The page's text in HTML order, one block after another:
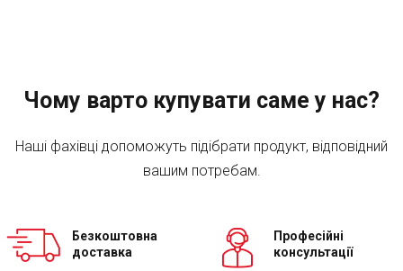
Чому варто купувати саме у нас?
Наші фахівці допоможуть підібрати продукт, відповідний
вашим потребам.
Безкоштовна
доставка
Професійні
консультації